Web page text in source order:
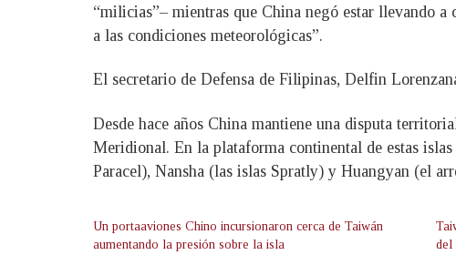
“milicias”– mientras que China negó estar llevando
a las condiciones meteorológicas”.
El secretario de Defensa de Filipinas, Delfin
Desde hace años China mantiene una disputa
Meridional. En la plataforma continental de estas
Paracel), Nansha (las islas Spratly) y Huangyan (el
Un portaaviones Chino incursionaron cerca de Taiwán
aumentando la presión sobre la isla
del